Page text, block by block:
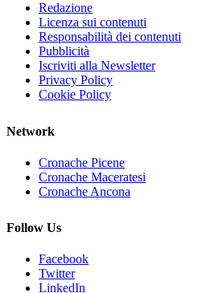
Redazione
Licenza sui contenuti
Responsabilità dei contenuti
Pubblicità
Iscriviti alla Newsletter
Privacy Policy
Cookie Policy
Network
Cronache Picene
Cronache Maceratesi
Cronache Ancona
Follow Us
Facebook
Twitter
LinkedIn